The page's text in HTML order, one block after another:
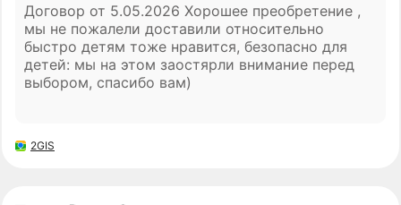
Договор от 5.05.2026 Хорошее преобретение ,
мы не пожалели доставили относительно
быстро детям тоже нравится, безопасно для
детей: мы на этом заостярли внимание перед
выбором, спасибо вам)
2GIS